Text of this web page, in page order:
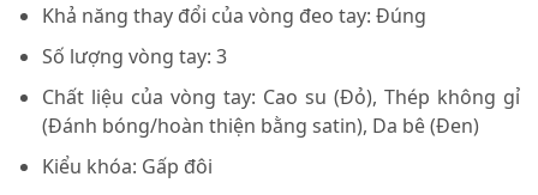
Khả năng thay đổi của vòng đeo tay: Đúng
Số lượng vòng tay: 3
Chất liệu của vòng tay: Cao su (Đỏ), Thép không gỉ
(Đánh bóng/hoàn thiện bằng satin), Da bê (Đen)
Kiểu khóa: Gấp đôi